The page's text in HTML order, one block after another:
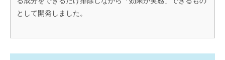
として開発しました。